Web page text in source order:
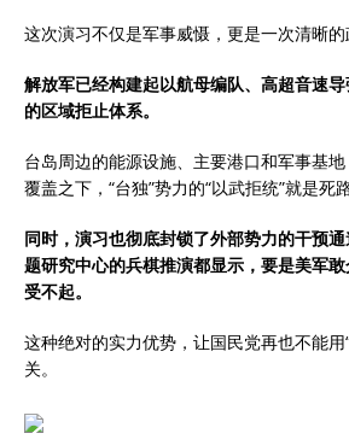
这次演习不仅是军事威慑，更是一次清晰的
解放军已经构建起以航母编队、高超音速
的区域拒止体系。
台岛周边的能源设施、主要港口和军事基
覆盖之下，“台独”势力的“以武拒统”就是死
同时，演习也彻底封锁了外部势力的干预
题研究中心的兵棋推演都显示，要是美军
受不起。
这种绝对的实力优势，让国民党再也不能用
关。